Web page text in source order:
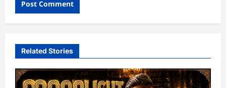
Related Stories